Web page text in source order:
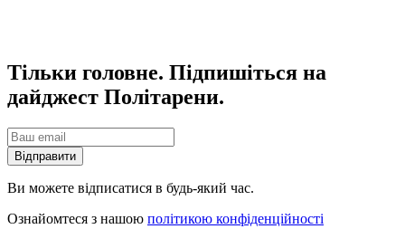
Тільки головне. Підпишіться на
дайджест Політарени.
Відправити
Ви можете відписатися в будь-який час.
Ознайомтеся з нашою політикою конфіденційності